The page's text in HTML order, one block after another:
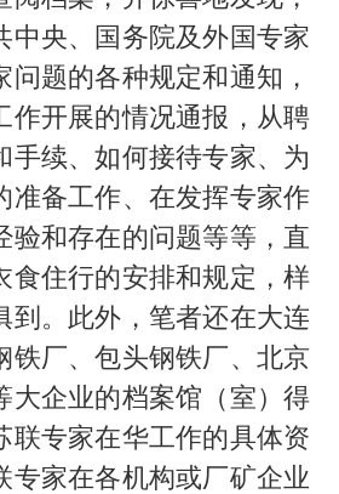
中央、国务院及外国专家
问题的各种规定和通知，
作开展的情况通报，从聘
手续、如何接待专家、为
准备工作、在发挥专家作
验和存在的问题等等，直
食住行的安排和规定，样
到。此外，笔者还在大连
铁厂、包头钢铁厂、北京
大企业的档案馆（室）得
联专家在华工作的具体资
专家在各机构或厂矿企业